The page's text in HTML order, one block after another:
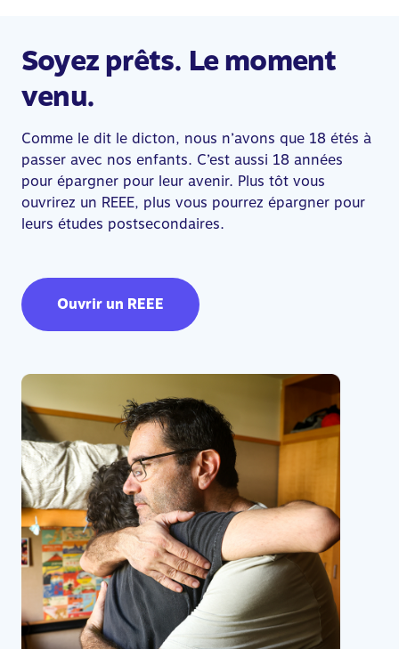
Soyez prêts. Le moment
venu.
Comme le dit le dicton, nous n’avons que 18 étés à
passer avec nos enfants. C’est aussi 18 années
pour épargner pour leur avenir. Plus tôt vous
ouvrirez un REEE, plus vous pourrez épargner pour
leurs études postsecondaires.
Ouvrir un REEE